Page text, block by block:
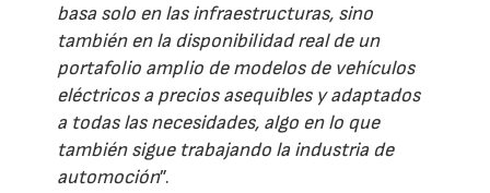
basa solo en las infraestructuras, sino
también en la disponibilidad real de un
portafolio amplio de modelos de vehículos
eléctricos a precios asequibles y adaptados
a todas las necesidades, algo en lo que
también sigue trabajando la industria de
automoción”.